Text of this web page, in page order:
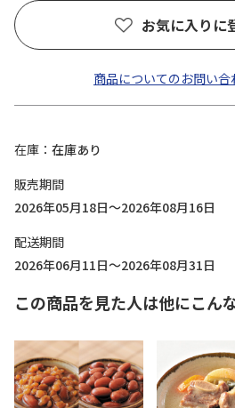
お気に入りに
商品についてのお問い合
在庫
在庫あり
販売期間
2026年05月18日～2026年08月16日
配送期間
2026年06月11日～2026年08月31日
この商品を見た人は他にこん